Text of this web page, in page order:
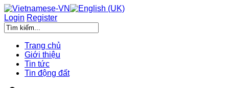
Login Register
Trang chủ
Giới thiệu
Tin tức
Tin động đất